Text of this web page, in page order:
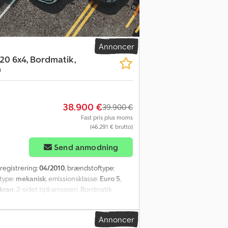
Dcsdpfx Anoyiw E Uezsk SI86588
en ny synsgodkendelse, laver vi gerne et
med reklamefolie og/eller mærkning.
gerne et finansierings- eller
Annoncer
6x4, Bordmatik,
38.900 €39.900 €
Fast pris plus moms
(46.291 € brutto)
Send anmodning
04/2010, brændstoftype:
mekanisk , emissionsklasse: Euro 5
, 2-sidet tipkarrosseri, Bordmatik,
hydraulisk opklappeligt underrør,
støtteben, 4 x hydrauliske udskud,
5.850 kg, arbejdsdiagram: ca. 4,5 m –
Annoncer